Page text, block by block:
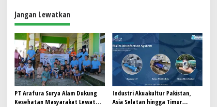
a
s
i
p
o
s
Jangan Lewatkan
PT Arafura Surya Alam Dukung
Kesehatan Masyarakat Lewat
Industri Akuakultur Pakistan,
Asia Selatan hingga Timur